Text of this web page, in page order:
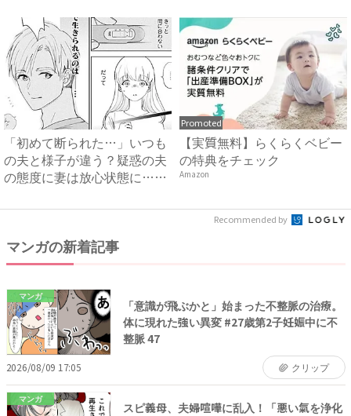
「初めて断られた…」いつも
の夫と様子が違う？疑惑の夫
の態度に妻は放心状態に…
Promoted
【実質無料】らくらくベビー
の特典をチェック
Amazon
Recommended by
マンガの新着記事
マンガ
「意識が飛ぶかと」始まった不整脈の治療。
体に現れた強い異変 #27歳第2子妊娠中に不
整脈 47
2026/08/09 17:05 クリップ
マンガ
スピ義母、夫婦喧嘩に乱入！「悪い氣を浄化